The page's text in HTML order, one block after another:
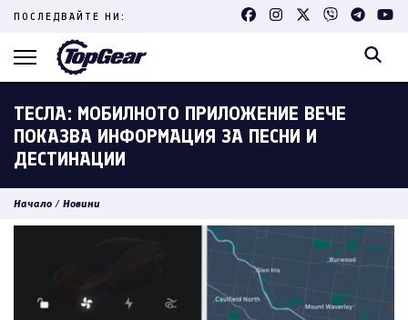
Skip
content
ПОСЛЕДВАЙТЕ НИ:
ТЕСЛА: МОБИЛНОТО ПРИЛОЖЕНИЕ ВЕЧЕ
ПОКАЗВА ИНФОРМАЦИЯ ЗА ПЕСНИ И
ДЕСТИНАЦИИ
Начало / Новини